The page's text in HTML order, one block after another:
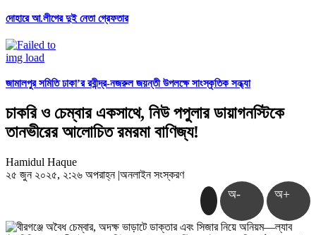
দোহারে আ.লীগের দুই নেতা গ্রেফতার
জামালপুর সমিতি ঢাকা’র রবীন্দ্র-নজরুল জয়ন্তী উপলক্ষে সাংস্কৃতিক সন্ধ্যা
চাকরি ও চেম্বার একসাথে, নিউ পপুলার ডায়াগনস্টিকে
তানভীরের আলোচিত রমরমা বাণিজ্য!
Hamidul Haque
২৫ জুন ২০২৫, ২:২৬ অপরাহ্ন |অনলাইন সংস্করণ
অ- অ+